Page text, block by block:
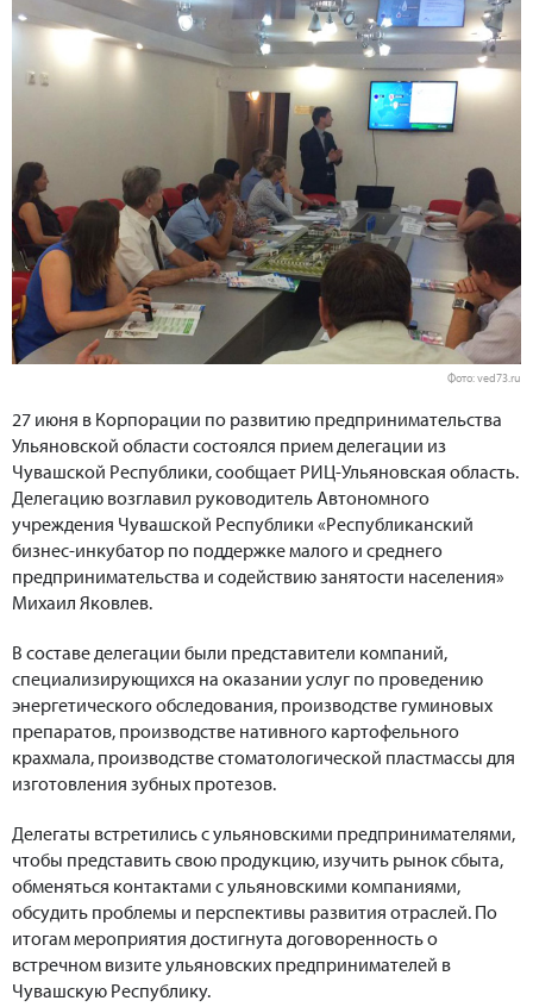
Фото: ved73.ru
27 июня в Корпорации по развитию предпринимательства
Ульяновской области состоялся прием делегации из
Чувашской Республики, сообщает РИЦ-Ульяновская область.
Делегацию возглавил руководитель Автономного
учреждения Чувашской Республики «Республиканский
бизнес-инкубатор по поддержке малого и среднего
предпринимательства и содействию занятости населения»
Михаил Яковлев.
В составе делегации были представители компаний,
специализирующихся на оказании услуг по проведению
энергетического обследования, производстве гуминовых
препаратов, производстве нативного картофельного
крахмала, производстве стоматологической пластмассы для
изготовления зубных протезов.
Делегаты встретились с ульяновскими предпринимателями,
чтобы представить свою продукцию, изучить рынок сбыта,
обменяться контактами с ульяновскими компаниями,
обсудить проблемы и перспективы развития отраслей. По
итогам мероприятия достигнута договоренность о
встречном визите ульяновских предпринимателей в
Чувашскую Республику.